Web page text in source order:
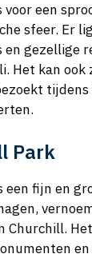
een
sfeer. Er
gezellige
Het kan ook
tijdens
Park
een fijn en
Churchill.